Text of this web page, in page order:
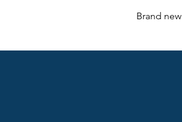
Brand new